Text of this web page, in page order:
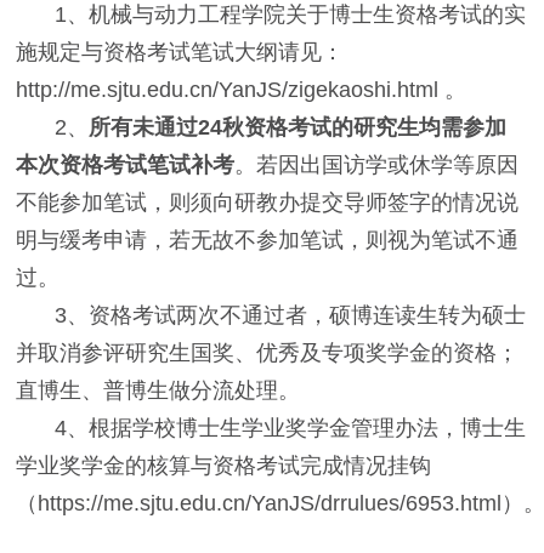
1、机械与动力工程学院关于博士生资格考试的实
施规定与资格考试笔试大纲请见：
http://me.sjtu.edu.cn/YanJS/zigekaoshi.html 。
2、 所有未通过24秋资格考试的研究生均需参加
本次资格考试笔试补考。若因出国访学或休学等原因
不能参加笔试，则须向研教办提交导师签字的情况说
明与缓考申请，若无故不参加笔试，则视为笔试不通
过。
3、资格考试两次不通过者，硕博连读生转为硕士
并取消参评研究生国奖、优秀及专项奖学金的资格；
直博生、普博生做分流处理。
4、根据学校博士生学业奖学金管理办法，博士生
学业奖学金的核算与资格考试完成情况挂钩
（https://me.sjtu.edu.cn/YanJS/drrulues/6953.html）